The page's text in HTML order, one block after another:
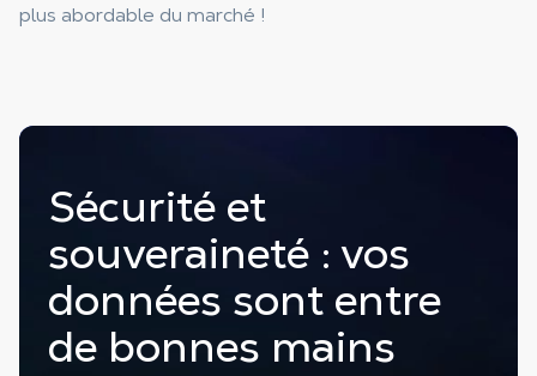
plus abordable du marché !
Sécurité et
souveraineté : vos
données sont entre
de bonnes mains